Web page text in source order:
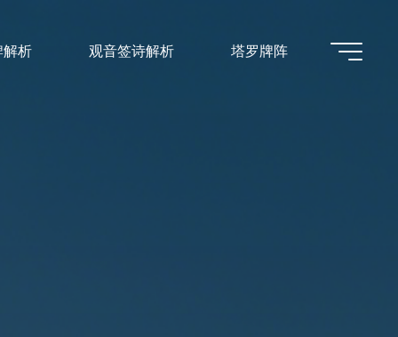
解析 观音签诗解析 塔罗牌阵